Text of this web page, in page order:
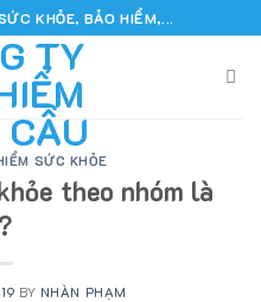
KHỎE, BẢO HIỂM,...
SỨC KHỎE
theo nhóm là
BY NHÀN PHẠM